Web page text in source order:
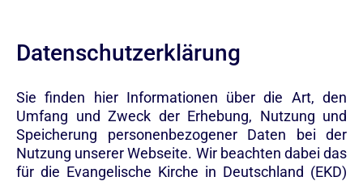
Datenschutzerklärung
Sie finden hier Informationen über die Art, den
Umfang und Zweck der Erhebung, Nutzung und
Speicherung personenbezogener Daten bei der
Nutzung unserer Webseite. Wir beachten dabei das
für die Evangelische Kirche in Deutschland (EKD)